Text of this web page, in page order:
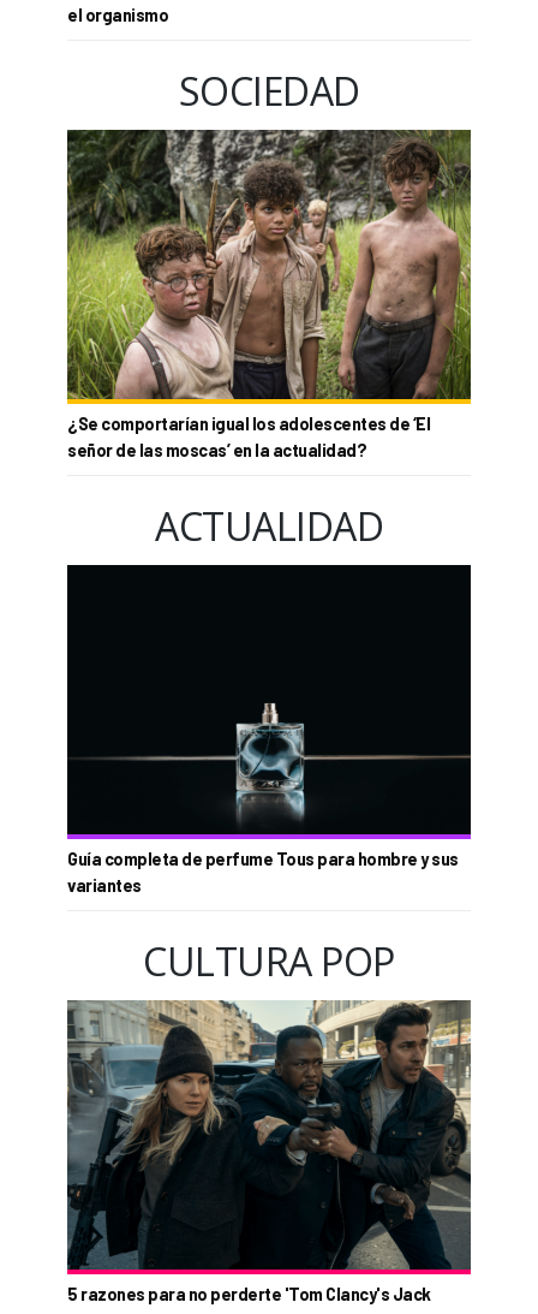
el organismo
SOCIEDAD
¿Se comportarían igual los adolescentes de ‘El
señor de las moscas’ en la actualidad?
ACTUALIDAD
Guía completa de perfume Tous para hombre y sus
variantes
CULTURA POP
5 razones para no perderte 'Tom Clancy's Jack